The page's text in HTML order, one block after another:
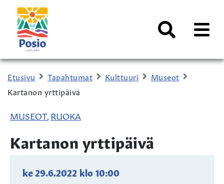
Siirry sisältöön
Kaupungin
logo
AVAA
Etusivu Tapahtumat Kulttuuri
Museot
Kartanon yrttipäivä
MUSEOT, RUOKA
Kartanon yrttipäivä
ke 29.6.2022 klo10:00